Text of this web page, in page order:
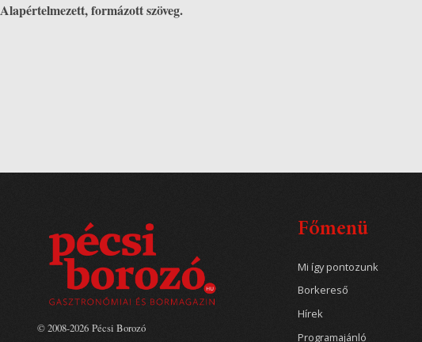
Alapértelmezett, formázott szöveg.
Főmenü
Mi így pontozunk
Borkereső
Hírek
Programajánló
© 2008-2026 Pécsi Borozó